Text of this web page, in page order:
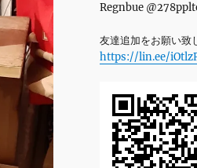
Regnbue
友達追加をお願い致
https://lin.ee/